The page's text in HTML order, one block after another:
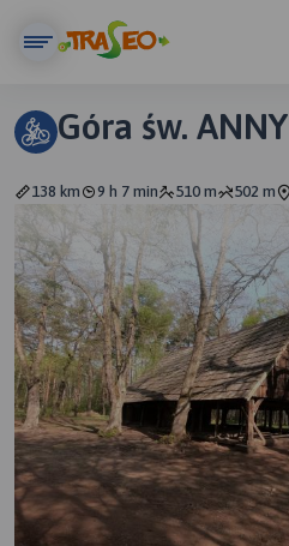
Góra św. ANNY
138 km 9 h 7 min 510 m 502 m